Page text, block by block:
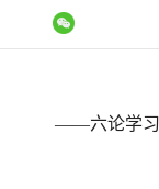
——六论学习